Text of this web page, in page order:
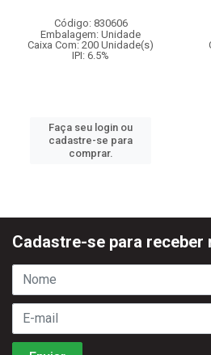
Código: 830606
Embalagem: Unidade
Caixa Com: 200 Unidade(s)
IPI: 6.5%
Faça seu login ou
cadastre-se para
comprar.
Cadastre-se para